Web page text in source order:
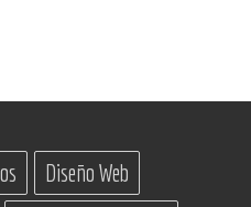
Diseño Web